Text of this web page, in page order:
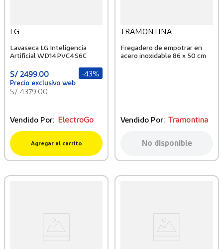
LG
Lavaseca LG Inteligencia
Artificial WD14PVC4S6C
S/ 2499.00 -43%
S/ 4379.00
Vendido Por: ElectroGo
Agregar al carrito
TRAMONTINA
Fregadero de empotrar en
acero inoxidable 86 x 50 cm
Vendido Por: Tramontina
No disponible